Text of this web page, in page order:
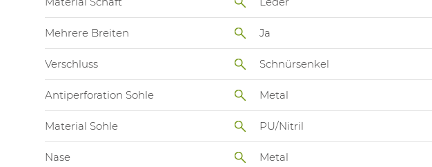
Mehrere Breiten Ja
Verschluss Schnürsenkel
Antiperforation Sohle Metal
Material Sohle PU/Nitril
Nase Metal